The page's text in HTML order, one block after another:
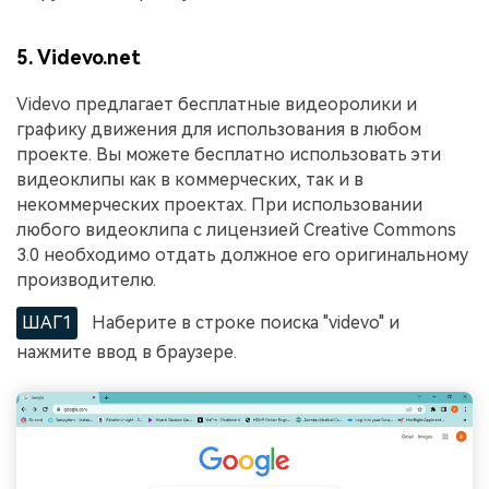
5. Videvo.net
Videvo предлагает бесплатные видеоролики и
графику движения для использования в любом
проекте. Вы можете бесплатно использовать эти
видеоклипы как в коммерческих, так и в
некоммерческих проектах. При использовании
любого видеоклипа с лицензией Creative Commons
3.0 необходимо отдать должное его оригинальному
производителю.
ШАГ1
Наберите в строке поиска "videvo" и
нажмите ввод в браузере.